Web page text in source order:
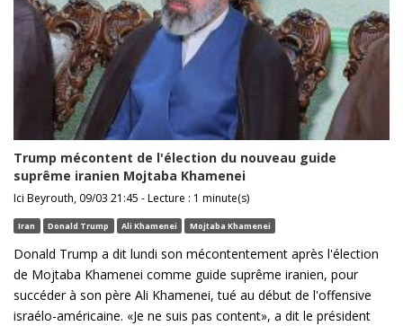
Trump mécontent de l'élection du nouveau guide
suprême iranien Mojtaba Khamenei
Ici Beyrouth, 09/03 21:45 - Lecture : 1 minute(s)
Iran Donald Trump Ali Khamenei Mojtaba Khamenei
Donald Trump a dit lundi son mécontentement après l'élection
de Mojtaba Khamenei comme guide suprême iranien, pour
succéder à son père Ali Khamenei, tué au début de l'offensive
israélo-américaine. «Je ne suis pas content», a dit le président